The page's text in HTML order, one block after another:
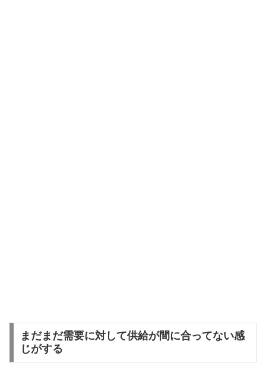
まだまだ需要に対して供給が間に合ってない感
じがする